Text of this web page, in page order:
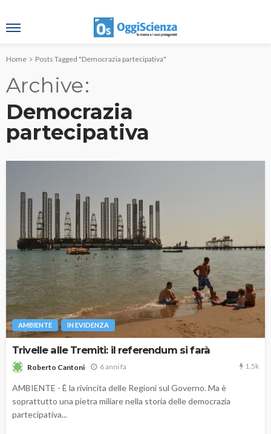
Home Posts Tagged "Democrazia partecipativa"
Archive
Democrazia
partecipativa
AMBIENTE IN EVIDENZA
Trivelle alle Tremiti: il referendum si farà
Roberto Cantoni 6 anni fa 1.5k
AMBIENTE - È la rivincita delle Regioni sul Governo. Ma è
soprattutto una pietra miliare nella storia delle democrazia
partecipativa...